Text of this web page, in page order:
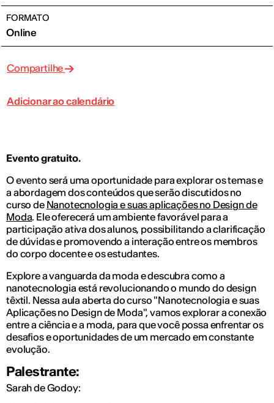
FORMATO
Online
Compartilhe
Adicionar ao calendário
Evento gratuito.
O evento será uma oportunidade para explorar os temas e
a abordagem dos conteúdos que serão discutidos no
curso de Nanotecnologia e suas aplicações no Design de
Moda. Ele oferecerá um ambiente favorável para a
participação ativa dos alunos, possibilitando a clarificação
de dúvidas e promovendo a interação entre os membros
do corpo docente e os estudantes.
Explore a vanguarda da moda e descubra como a
nanotecnologia está revolucionando o mundo do design
têxtil. Nessa aula aberta do curso "Nanotecnologia e suas
Aplicações no Design de Moda", vamos explorar a conexão
entre a ciência e a moda, para que você possa enfrentar os
desafios e oportunidades de um mercado em constante
evolução.
Palestrante:
Sarah de Godoy: